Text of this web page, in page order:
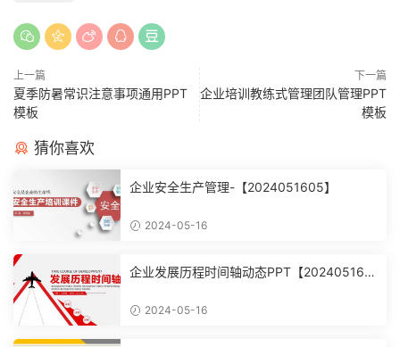
上一篇
夏季防暑常识注意事项通用PPT
模板
下一篇
企业培训教练式管理团队管理PPT
模板
猜你喜欢
企业安全生产管理-【2024051605】
2024-05-16
企业发展历程时间轴动态PPT【202405160
2024-05-16